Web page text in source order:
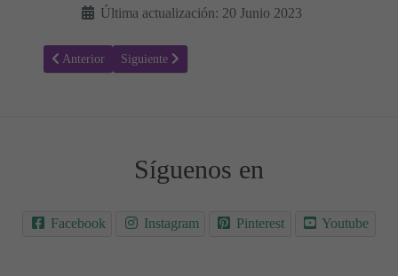
Última actualización: 20 Junio 2023
Artículo anterior: Compras Impulsivas en las Rebajas: Cómo
Anterior Artículo siguiente: Flexibilidad y Control: Descubre
Siguiente
Síguenos en
Facebook Instagram Pinterest Youtube